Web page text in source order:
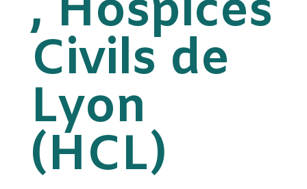
Civils de
Lyon
(HCL)